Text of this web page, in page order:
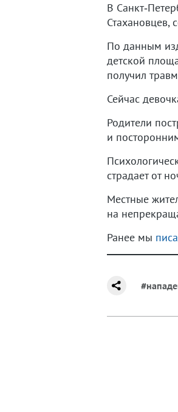
В
Стахановцев,
По данным
детской
получил
Сейчас
Родители
и
страдает от
Местные
на
Ранее мы